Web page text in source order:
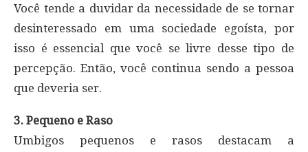
Você tende a duvidar da necessidade de se tornar
desinteressado em uma sociedade egoísta, por
isso é essencial que você se livre desse tipo de
percepção. Então, você continua sendo a pessoa
que deveria ser.
3. Pequeno e Raso
Umbigos pequenos e rasos destacam a